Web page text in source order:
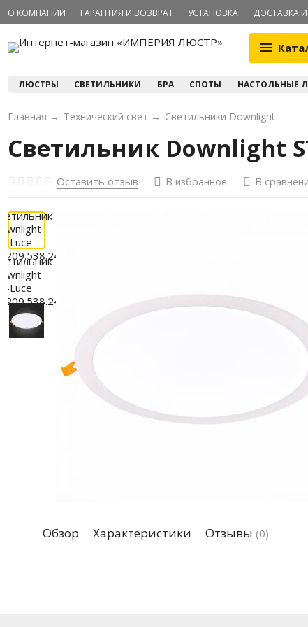
О КОМПАНИИ ГАРАНТИЯ И ВОЗВРАТ УСТАНОВКА ДОСТАВКА
ЛЮСТРЫ СВЕТИЛЬНИКИ БРА СПОТЫ НАСТОЛЬНЫЕ
Главная → Технический свет → Светильники Downlight
Светильник Downlight
Оставить отзыв В избранное В
Обзор Характеристики Отзывы (0)